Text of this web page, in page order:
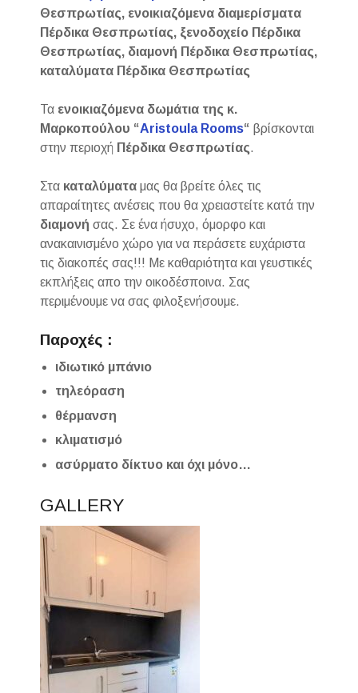
Θεσπρωτίας, ενοικιαζόμενα διαμερίσματα
Πέρδικα Θεσπρωτίας, ξενοδοχείο Πέρδικα
Θεσπρωτίας, διαμονή Πέρδικα Θεσπρωτίας,
καταλύματα Πέρδικα Θεσπρωτίας
Τα ενοικιαζόμενα δωμάτια της κ.
Μαρκοπούλου “Aristoula Rooms“ βρίσκονται
στην περιοχή Πέρδικα Θεσπρωτίας.
Στα καταλύματα μας θα βρείτε όλες τις
απαραίτητες ανέσεις που θα χρειαστείτε κατά την
διαμονή σας. Σε ένα ήσυχο, όμορφο και
ανακαινισμένο χώρο για να περάσετε ευχάριστα
τις διακοπές σας!!! Με καθαριότητα και γευστικές
εκπλήξεις απο την οικοδέσποινα. Σας
περιμένουμε να σας φιλοξενήσουμε.
Παροχές :
ιδιωτικό μπάνιο
τηλεόραση
θέρμανση
κλιματισμό
ασύρματο δίκτυο και όχι μόνο…
GALLERY